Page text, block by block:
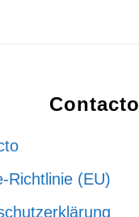
Contacto
Richtlinie (EU)